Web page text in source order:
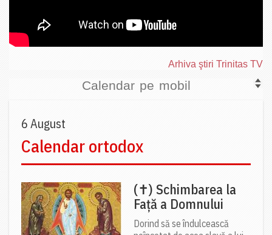
Arhiva ştiri Trinitas TV
Calendar pe mobil
6 August
Calendar ortodox
(✝) Schimbarea la
Față a Domnului
Dorind să se îndulcească